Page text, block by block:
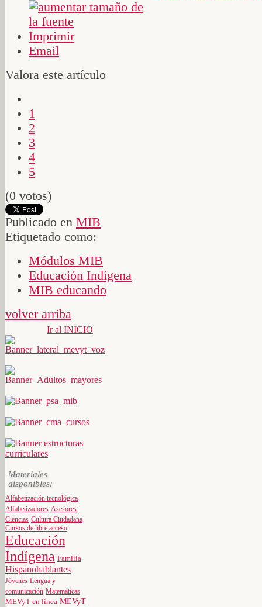
Imprimir
Email
Valora este artículo
1
2
3
4
5
(0 votos)
Publicado en MIB
Etiquetado como:
Módulos MIB
Educación Indígena
MIB educando
volver arriba
Ir al INICIO
Materiales
disponibles:
Alfabetización tecnológica
Alfabetizadores Asesores
Ciencias Cultura Ciudadana
Cursos de libre acceso
Educación
Indígena Familia
Hispanohablantes
Jóvenes Lengua y
comunicación Matemáticas
MEVyT en línea MEVyT